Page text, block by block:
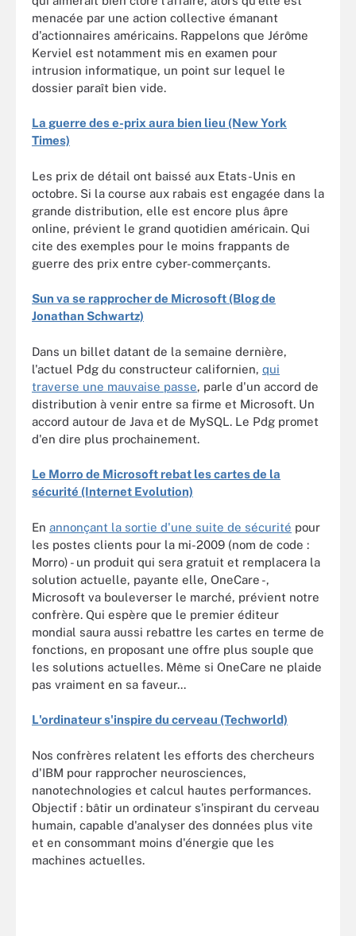
menacée par une action collective émanant
d'actionnaires américains. Rappelons que Jérôme
Kerviel est notamment mis en examen pour
intrusion informatique, un point sur lequel le
dossier paraît bien vide.
La guerre des e-prix aura bien lieu (New York
Times)
Les prix de détail ont baissé aux Etats-Unis en
octobre. Si la course aux rabais est engagée dans la
grande distribution, elle est encore plus âpre
online, prévient le grand quotidien américain. Qui
cite des exemples pour le moins frappants de
guerre des prix entre cyber-commerçants.
Sun va se rapprocher de Microsoft (Blog de
Jonathan Schwartz)
Dans un billet datant de la semaine dernière,
l'actuel Pdg du constructeur californien, qui
traverse une mauvaise passe, parle d'un accord de
distribution à venir entre sa firme et Microsoft. Un
accord autour de Java et de MySQL. Le Pdg promet
d'en dire plus prochainement.
Le Morro de Microsoft rebat les cartes de la
sécurité (Internet Evolution)
En annonçant la sortie d'une suite de sécurité pour
les postes clients pour la mi-2009 (nom de code :
Morro) - un produit qui sera gratuit et remplacera la
solution actuelle, payante elle, OneCare -,
Microsoft va bouleverser le marché, prévient notre
confrère. Qui espère que le premier éditeur
mondial saura aussi rebattre les cartes en terme de
fonctions, en proposant une offre plus souple que
les solutions actuelles. Même si OneCare ne plaide
pas vraiment en sa faveur...
L'ordinateur s'inspire du cerveau (Techworld)
Nos confrères relatent les efforts des chercheurs
d'IBM pour rapprocher neurosciences,
nanotechnologies et calcul hautes performances.
Objectif : bâtir un ordinateur s'inspirant du cerveau
humain, capable d'analyser des données plus vite
et en consommant moins d'énergie que les
machines actuelles.